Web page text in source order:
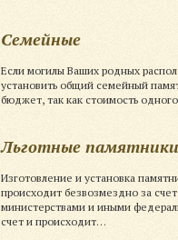
Семейные
Если могилы Ваших родных
установить общий семейный
бюджет, так как стоимость
Льготные памятники
Изготовление и установка
происходит безвозмездно за
министерствами и иными
счет и происходит…